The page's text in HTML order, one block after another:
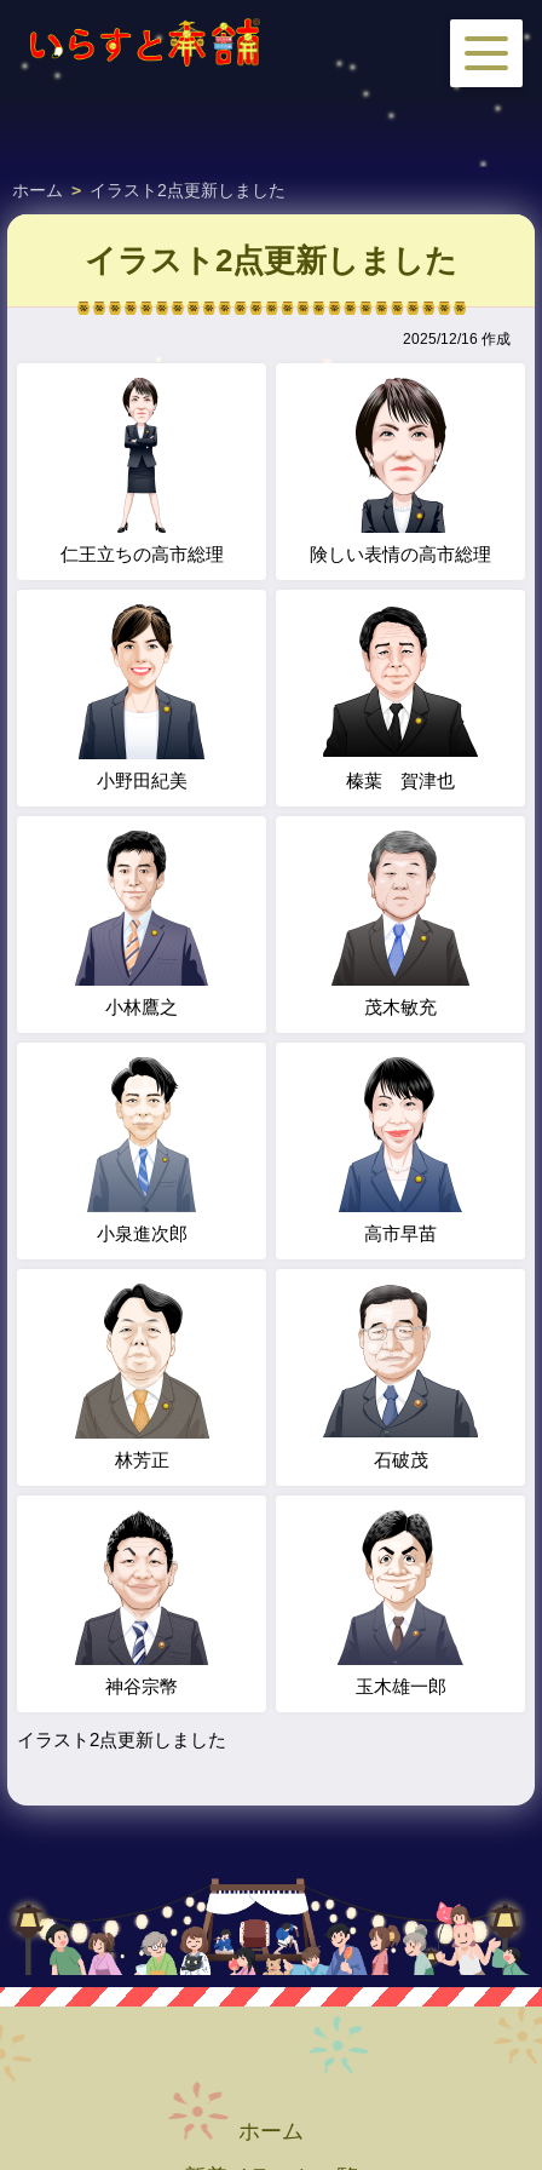
ホーム > イラスト2点更新しました
イラスト2点更新しました
2025/12/16 作成
仁王立ちの高市総理 険しい表情の高市総理
小野田紀美 榛葉 賀津也
小林鷹之 茂木敏充
小泉進次郎 高市早苗
林芳正 石破茂
神谷宗幣 玉木雄一郎
イラスト2点更新しました
ホーム